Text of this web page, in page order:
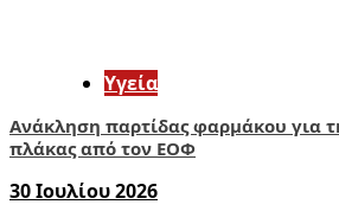
Υγεία
Ανάκληση παρτίδας φαρμάκου για
πλάκας από τον ΕΟΦ
30 Ιουλίου 2026